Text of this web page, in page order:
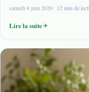
samedi 6 juin 2026 12 min de
Lire la suite